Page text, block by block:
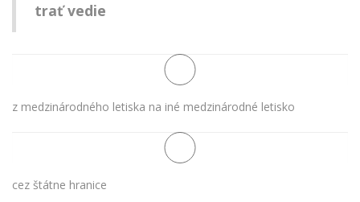
trať vedie
z medzinárodného letiska na iné medzinárodné letisko
cez štátne hranice